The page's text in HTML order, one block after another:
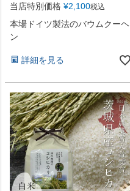
当店特別価格 ¥2,100税込
本場ドイツ製法のバウムクーヘ
ン
詳細を見る